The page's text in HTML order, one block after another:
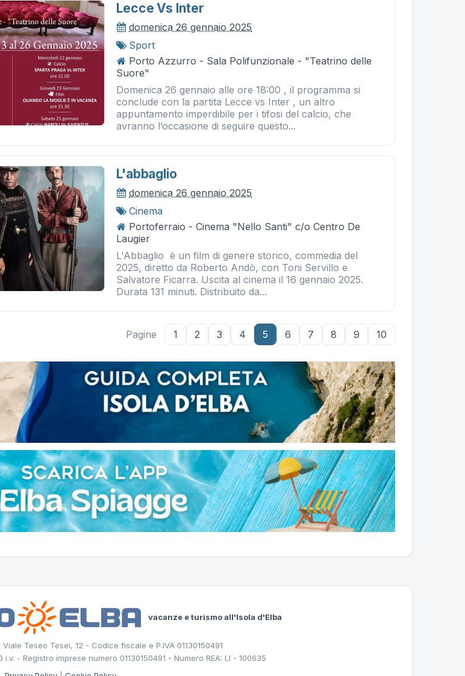
Lecce Vs Inter
domenica 26 gennaio 2025
Sport
Porto Azzurro - Sala Polifunzionale - "Teatrino delle
Suore"
Domenica 26 gennaio alle ore 18:00 , il programma si
conclude con la partita Lecce vs Inter , un altro
appuntamento imperdibile per i tifosi del calcio, che
avranno l’occasione di seguire questo...
L'abbaglio
domenica 26 gennaio 2025
Cinema
Portoferraio - Cinema "Nello Santi" c/o Centro De
Laugier
L'Abbaglio è un film di genere storico, commedia del
2025, diretto da Roberto Andò, con Toni Servillo e
Salvatore Ficarra. Uscita al cinema il 16 gennaio 2025.
Durata 131 minuti. Distribuito da...
Pagine 1 2 3 4 5 6 7 8 9 10
vacanze e turismo all'Isola d'Elba
Teseo Tesei, 12 - Codice fiscale e P.IVA 01130150491
- Registro imprese numero 01130150491 - Numero REA: LI - 100635